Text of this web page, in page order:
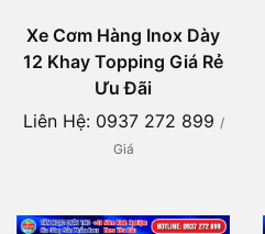
Xe Cơm Hàng Inox Dày
12 Khay Topping Giá Rẻ
Ưu Đãi
Liên Hệ: 0937 272 899 /
Giá